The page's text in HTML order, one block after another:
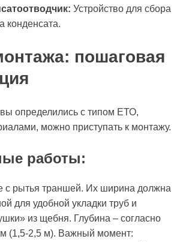
Устройство для сбора
конденсата.
пошаговая
вы определились с типом ЕТО,
можно приступать к монтажу.
работы:
с рытья траншей. Их ширина должна
для удобной укладки труб и
из щебня. Глубина – согласно
(1,5-2,5 м). Важный момент: